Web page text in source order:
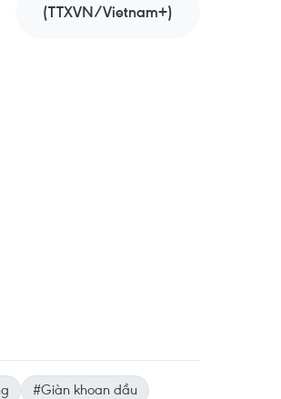
(TTXVN/Vietnam+)
#Giàn khoan dầu